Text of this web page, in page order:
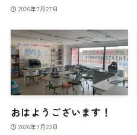
2026年7月27日
おはようございます！
2026年7月23日